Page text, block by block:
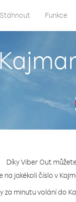
Stáhnout Funkce
Díky Viber Out
na jakékoli číslo v
za minutu volání do